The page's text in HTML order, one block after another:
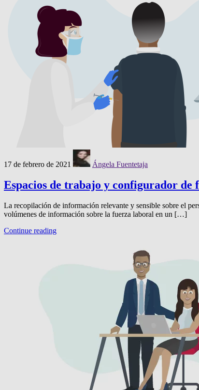
17 de febrero de 2021 Ángela Fuentetaja
Espacios de trabajo y configurador
La recopilación de información relevante y sensible sobre el
volúmenes de información sobre la fuerza laboral en un […]
Continue reading